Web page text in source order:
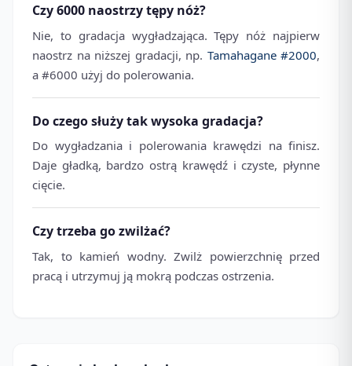
Czy 6000 naostrzy tępy nóż?
Nie, to gradacja wygładzająca. Tępy nóż najpierw
naostrz na niższej gradacji, np. Tamahagane #2000,
a #6000 użyj do polerowania.
Do czego służy tak wysoka gradacja?
Do wygładzania i polerowania krawędzi na finisz.
Daje gładką, bardzo ostrą krawędź i czyste, płynne
cięcie.
Czy trzeba go zwilżać?
Tak, to kamień wodny. Zwilż powierzchnię przed
pracą i utrzymuj ją mokrą podczas ostrzenia.